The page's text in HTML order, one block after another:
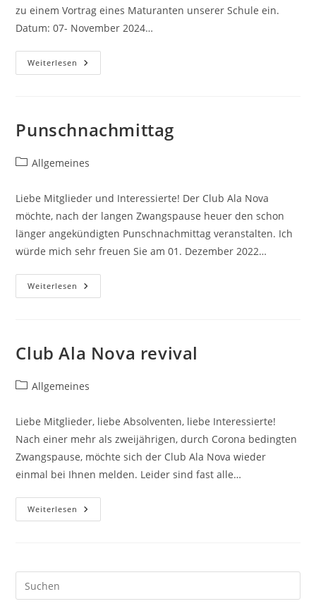
zu einem Vortrag eines Maturanten unserer Schule ein.
Datum: 07- November 2024…
Weiterlesen Von
Schwechat
Himalaya.
Der
NOVA
Plant
Wieder
Eine
Veranstaltung
Und
Lädt
Zu
Einem
Maturanten
Unserer
Schule
Punschnachmittag
Beitrags-
Allgemeines
Liebe Mitglieder und Interessierte! Der Club Ala Nova
möchte, nach der langen Zwangspause heuer den schon
länger angekündigten Punschnachmittag veranstalten. Ich
würde mich sehr freuen Sie am 01. Dezember 2022…
Weiterlesen Punschnachmittag
Club Ala Nova revival
Beitrags-
Allgemeines
Liebe Mitglieder, liebe Absolventen, liebe Interessierte!
Nach einer mehr als zweijährigen, durch Corona bedingten
Zwangspause, möchte sich der Club Ala Nova wieder
einmal bei Ihnen melden. Leider sind fast alle…
Weiterlesen Club
Ala